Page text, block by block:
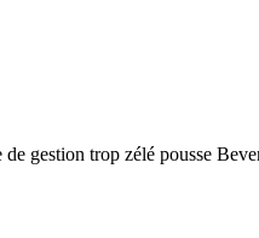
gestion trop zélé pousse